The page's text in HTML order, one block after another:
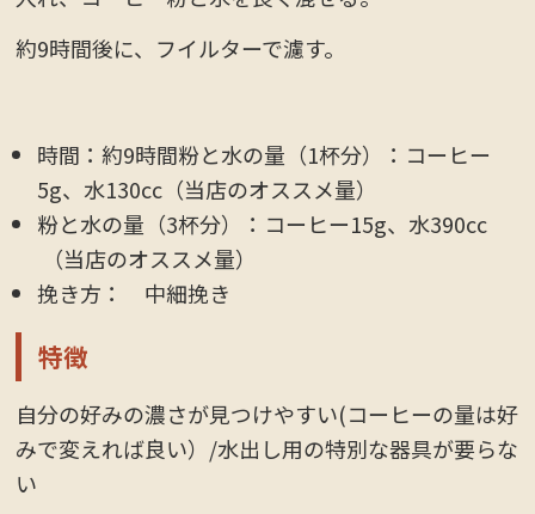
約9時間後に、フイルターで濾す。
時間：約9時間粉と水の量（1杯分）：コーヒー
5g、水130cc（当店のオススメ量）
粉と水の量（3杯分）：コーヒー15g、水390cc
（当店のオススメ量）
挽き方： 中細挽き
特徴
自分の好みの濃さが見つけやすい(コーヒーの量は好
みで変えれば良い）/水出し用の特別な器具が要らな
い